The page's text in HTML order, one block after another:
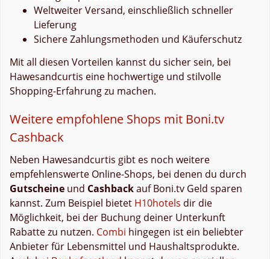
Weltweiter Versand, einschließlich schneller
Lieferung
Sichere Zahlungsmethoden und Käuferschutz
Mit all diesen Vorteilen kannst du sicher sein, bei
Hawesandcurtis eine hochwertige und stilvolle
Shopping-Erfahrung zu machen.
Weitere empfohlene Shops mit Boni.tv
Cashback
Neben Hawesandcurtis gibt es noch weitere
empfehlenswerte Online-Shops, bei denen du durch
Gutscheine und Cashbackauf Boni.tv Geld sparen
kannst. Zum Beispiel bietet H10hotels dir die
Möglichkeit, bei der Buchung deiner Unterkunft
Rabatte zu nutzen. Combi hingegen ist ein beliebter
Anbieter für Lebensmittel und Haushaltsprodukte.